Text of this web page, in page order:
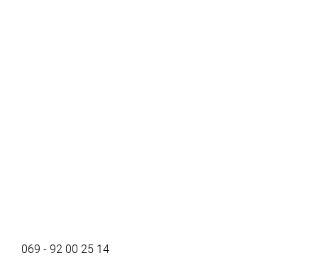
069 - 92 00 25 14